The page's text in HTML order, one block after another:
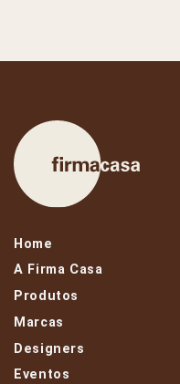
Home
A Firma Casa
Produtos
Marcas
Designers
Eventos